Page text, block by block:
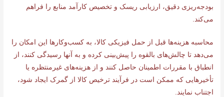
بودجه‌ریزی دقیق، ارزیابی ریسک و تخصیص کارآمد منابع را فراهم
می‌کند.
محاسبه هزینه‌ها قبل از حمل فیزیکی کالا، به کسب‌وکارها این امکان را
می‌دهد تا چالش‌های بالقوه را پیش‌بینی کرده و به آنها رسیدگی کنند، از
انطباق با مقررات اطمینان حاصل کنند و از هزینه‌های غیرمنتظره یا
تأخیرهایی که ممکن است در فرآیند ترخیص کالا از گمرک ایجاد شود،
اجتناب نمایند.